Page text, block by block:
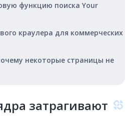
функцию поиска Your
краулера для коммерческих
некоторые страницы не
затрагивают